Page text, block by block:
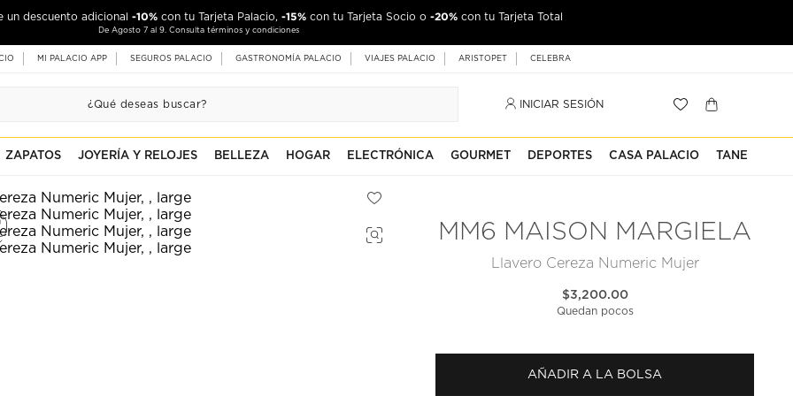
un descuento adicional -10% con tu Tarjeta Palacio, -15% con tu Tarjeta Socio o -20% con tu Tarjeta Total
De Agosto 7 al 9. Consulta términos y condiciones
MI PALACIO APP SEGUROS PALACIO GASTRONOMÍA PALACIO VIAJES PALACIO ARISTOPET CELEBRA
INICIAR SESIÓN
ZAPATOS JOYERÍA Y RELOJES BELLEZA HOGAR ELECTRÓNICA GOURMET DEPORTES CASA PALACIO TANE
MM6 MAISON MARGIELA
Llavero Cereza Numeric Mujer
$3,200.00
Quedan pocos
AÑADIR A LA BOLSA